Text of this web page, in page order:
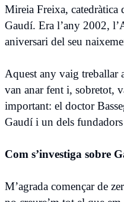
Mireia Freixa, catedràtica
Gaudí. Era l’any 2002,
aniversari del seu
Aquest any vaig treballar
van anar fent i, sobretot,
important: el doctor
Gaudí i un dels
Com s’investiga sobre
M’agrada començar de